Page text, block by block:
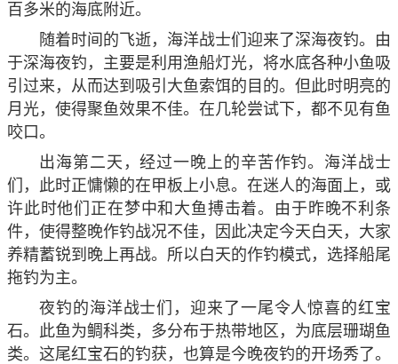
百多米的海底附近。
随着时间的飞逝，海洋战士们迎来了深海夜钓。由
于深海夜钓，主要是利用渔船灯光，将水底各种小鱼吸
引过来，从而达到吸引大鱼索饵的目的。但此时明亮的
月光，使得聚鱼效果不佳。在几轮尝试下，都不见有鱼
咬口。
出海第二天，经过一晚上的辛苦作钓。海洋战士
们，此时正慵懒的在甲板上小息。在迷人的海面上，或
许此时他们正在梦中和大鱼搏击着。由于昨晚不利条
件，使得整晚作钓战况不佳，因此决定今天白天，大家
养精蓄锐到晚上再战。所以白天的作钓模式，选择船尾
拖钓为主。
夜钓的海洋战士们，迎来了一尾令人惊喜的红宝
石。此鱼为鲷科类，多分布于热带地区，为底层珊瑚鱼
类。这尾红宝石的钓获，也算是今晚夜钓的开场秀了。